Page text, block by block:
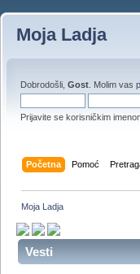
Moja Ladja
Dobrodošli, Gost . Molim vas
Prijavite se korisničkim
Početna Pomoć
Moja Ladja
Vesti